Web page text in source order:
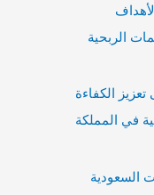
الربحية
الكفاءة
في المملكة
السعودية